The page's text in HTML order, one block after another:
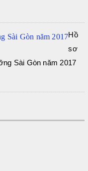
Hồ
sơ
Sài Gòn năm 2017